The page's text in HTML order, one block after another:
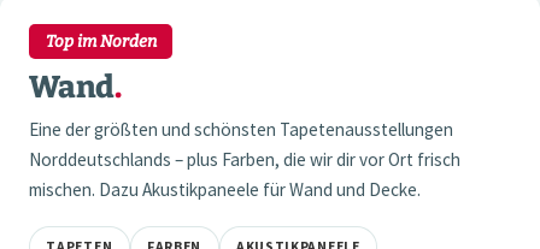
02 — WAND
Top im Norden
Wand.
Eine der größten und schönsten Tapetenausstellungen
Norddeutschlands – plus Farben, die wir dir vor Ort frisch
mischen. Dazu Akustikpaneele für Wand und Decke.